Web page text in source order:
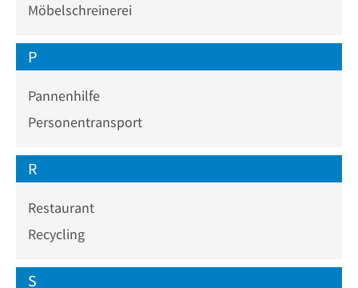
Möbelschreinerei
P
Pannenhilfe
Personentransport
R
Restaurant
Recycling
S